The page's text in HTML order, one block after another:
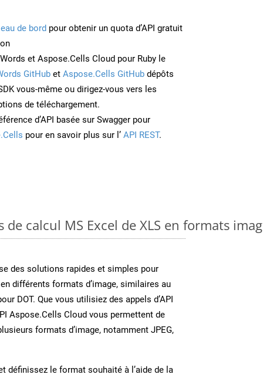
de bord pour obtenir un quota d’API gratuit
et Aspose.Cells Cloud pour Ruby le
GitHub et Aspose.Cells GitHub dépôts
vous-même ou dirigez-vous vers les
de téléchargement.
d’API basée sur Swagger pour
pour en savoir plus sur l’ API REST.
calcul MS Excel de XLS en formats
des solutions rapides et simples pour
différents formats d’image, similaires au
DOT. Que vous utilisiez des appels d’API
Aspose.Cells Cloud vous permettent de
formats d’image, notamment JPEG,
définissez le format souhaité à l’aide de la